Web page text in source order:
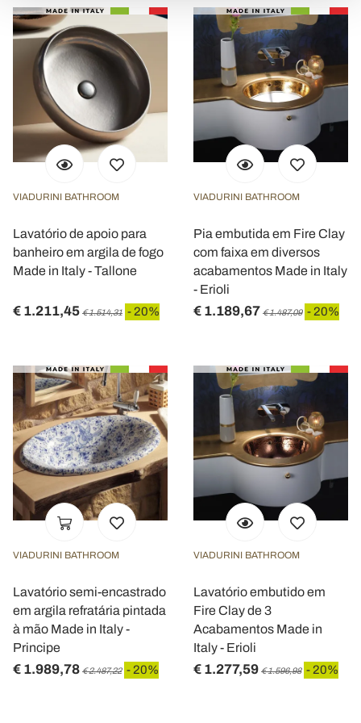
e imposta le tue preferenze nellasezione dettagli. Puoi
modificare o ritirare il tuo consenso in qualsiasi momento
dalla Dichiarazione sui cookie.
Utilizziamo i cookie per personalizzare contenuti ed
annunci, per fornire funzionalità dei social media e per
analizzare il nostro traffico. Condividiamo inoltre
informazioni sul modo in cui utilizza il nostro sito con i
nostri partner che si occupano di analisi dei dati web,
con altre informazioni che ha fornito loro o che hanno
VIADURINI BATHROOM
Lavatório de apoio para
banheiro em argila de fogo
Made in Italy - Tallone
€ 1.211,45 € 1.514,31 - 20%
VIADURINI BATHROOM
Pia embutida em Fire Clay
com faixa em diversos
acabamentos Made in Italy
- Erioli
€ 1.189,67 € 1.487,09 - 20%
VIADURINI BATHROOM
Lavatório semi-encastrado
em argila refratária pintada
à mão Made in Italy -
Principe
€ 1.989,78 € 2.487,22 - 20%
VIADURINI BATHROOM
Lavatório embutido em
Fire Clay de 3
Acabamentos Made in
Italy - Erioli
€ 1.277,59 € 1.596,98 - 20%